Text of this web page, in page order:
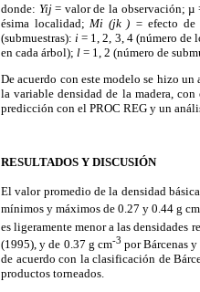
donde: Yij= valor de la observación; µ
ésima localidad; Mi (jk ) = efecto de
(submuestras): i = 1, 2, 3, 4 (número de
en cada árbol); l = 1, 2 (número de
De acuerdo con este modelo se hizo
la variable densidad de la madera,
predicción con el PROC REG y un
RESULTADOS Y DISCUSIÓN
El valor promedio de la densidad
mínimos y máximos de 0.27 y 0.44 g cm
es ligeramente menor a las densidades
(1995), y de 0.37 g cm-3 por Bárcenas
de acuerdo con la clasificación de
productos torneados.